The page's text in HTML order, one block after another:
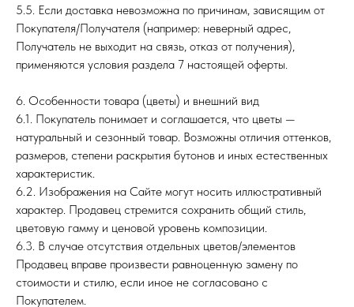
5.5. Если доставка невозможна по причинам, зависящим от
Покупателя/Получателя (например: неверный адрес,
Получатель не выходит на связь, отказ от получения),
применяются условия раздела 7 настоящей оферты.
6. Особенности товара (цветы) и внешний вид
6.1. Покупатель понимает и соглашается, что цветы —
натуральный и сезонный товар. Возможны отличия оттенков,
размеров, степени раскрытия бутонов и иных естественных
характеристик.
6.2. Изображения на Сайте могут носить иллюстративный
характер. Продавец стремится сохранить общий стиль,
цветовую гамму и ценовой уровень композиции.
6.3. В случае отсутствия отдельных цветов/элементов
Продавец вправе произвести равноценную замену по
стоимости и стилю, если иное не согласовано с
Покупателем.